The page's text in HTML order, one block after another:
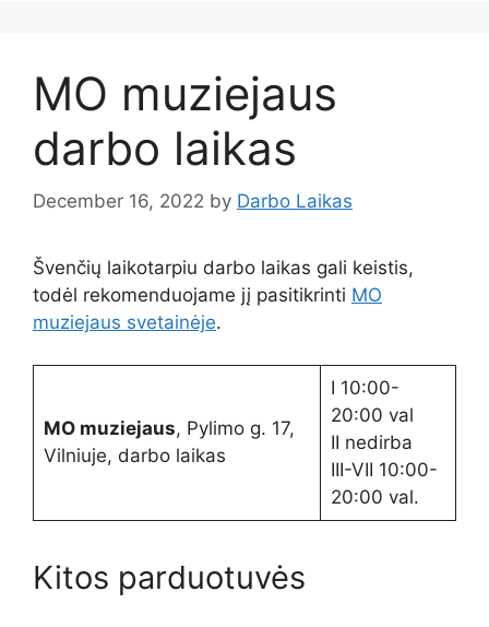
MO muziejaus
darbo laikas
December 16, 2022 by Darbo Laikas
Švenčių laikotarpiu darbo laikas gali keistis,
todėl rekomenduojame jį pasitikrinti MO
muziejaus svetainėje.
MO muziejaus, Pylimo g. 17,
Vilniuje, darbo laikas
I 10:00-
20:00 val
II nedirba
III-VII 10:00-
20:00 val.
Kitos parduotuvės